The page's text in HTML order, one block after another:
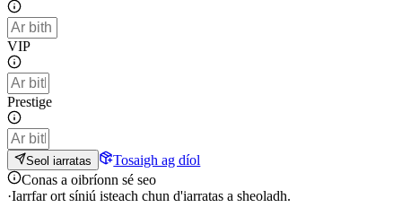
VIP
Prestige
Seol iarratas
Tosaigh ag díol
Conas a oibríonn sé seo
·Iarrfar ort síniú isteach chun d'iarratas a sheoladh.